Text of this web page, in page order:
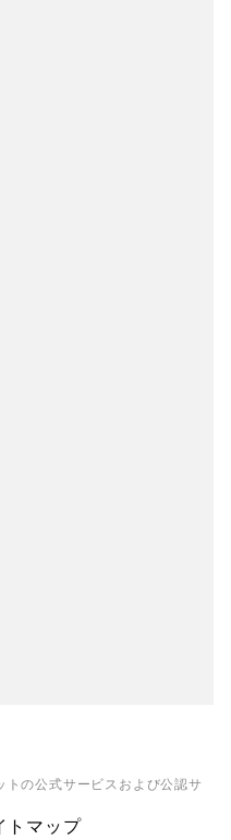
の公式サービスおよび公認サ
トマップ